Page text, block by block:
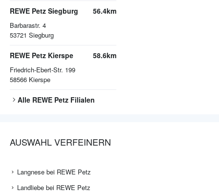
REWE Petz Siegburg
Barbarastr. 4
53721 Siegburg
56.4km
REWE Petz Kierspe
Friedrich-Ebert-Str. 199
58566 Kierspe
58.6km
Alle REWE Petz Filialen
AUSWAHL VERFEINERN
Langnese bei REWE Petz
Landliebe bei REWE Petz